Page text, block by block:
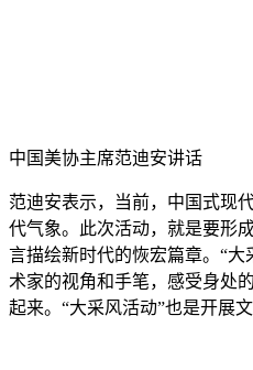
中国美协主席范迪安讲话
范迪安表示，当前，中国式现
代气象。此次活动，就是要形
言描绘新时代的恢宏篇章。“
术家的视角和手笔，感受身处
起来。“大采风活动”也是开展